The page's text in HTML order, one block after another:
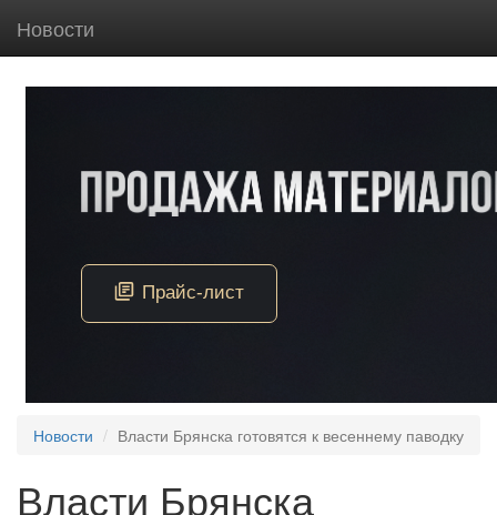
Новости
Новости Власти Брянска готовятся к весеннему паводку
Власти Брянска